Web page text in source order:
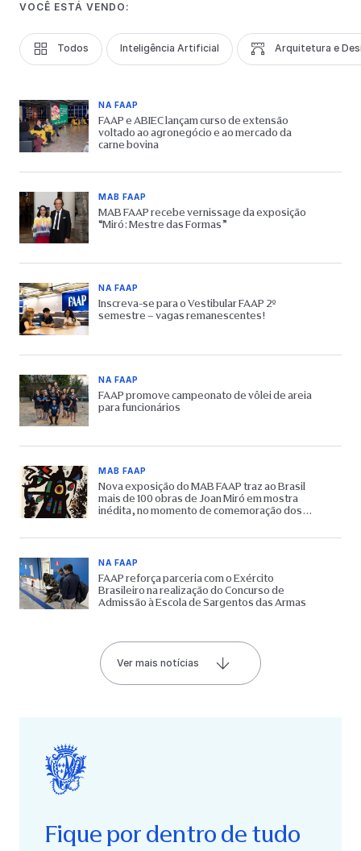
VOCÊ ESTÁ VENDO:
Todos Inteligência Artificial Arquitetura e
NA FAAP
FAAP e ABIEC lançam curso de extensão
voltado ao agronegócio e ao mercado da
carne bovina
MAB FAAP
MAB FAAP recebe vernissage da exposição
“Miró: Mestre das Formas”
NA FAAP
Inscreva-se para o Vestibular FAAP 2º
semestre – vagas remanescentes!
NA FAAP
FAAP promove campeonato de vôlei de areia
para funcionários
MAB FAAP
Nova exposição do MAB FAAP traz ao Brasil
mais de 100 obras de Joan Miró em mostra
inédita, no momento de comemoração dos
NA FAAP
FAAP reforça parceria com o Exército
Brasileiro na realização do Concurso de
Admissão à Escola de Sargentos das Armas
Ver mais notícias
Fique por dentro de tudo